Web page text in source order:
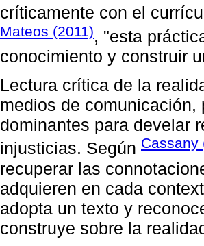
críticamente con el
Mateos (2011), "esta
conocimiento y construir
Lectura crítica de la
medios de
dominantes para develar
injusticias. Según Cassany
recuperar las
adquieren en cada
adopta un texto y
construye sobre la